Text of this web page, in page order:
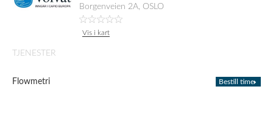
Borgenveien 2A, OSLO
Vis i kart
TJENESTER
Flowmetri Bestill time